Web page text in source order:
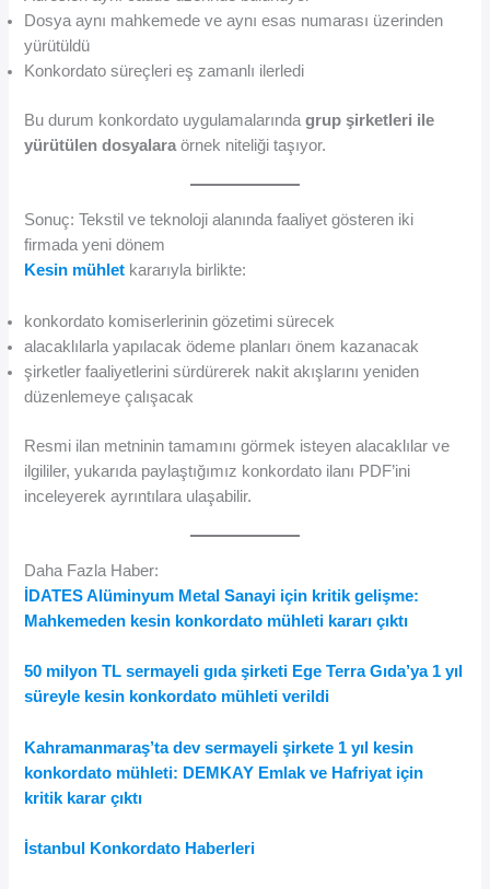
Dosya aynı mahkemede ve aynı esas numarası üzerinden
yürütüldü
Konkordato süreçleri eş zamanlı ilerledi
Bu durum konkordato uygulamalarındagrup şirketleri ile
yürütülen dosyalara örnek niteliği taşıyor.
Sonuç: Tekstil ve teknoloji alanında faaliyet gösteren iki
firmada yeni dönem
Kesin mühlet kararıyla birlikte:
konkordato komiserlerinin gözetimi sürecek
alacaklılarla yapılacak ödeme planları önem kazanacak
şirketler faaliyetlerini sürdürerek nakit akışlarını yeniden
düzenlemeye çalışacak
Resmi ilan metninin tamamını görmek isteyen alacaklılar ve
ilgililer, yukarıda paylaştığımız konkordato ilanı PDF’ini
inceleyerek ayrıntılara ulaşabilir.
Daha Fazla Haber:
İDATES Alüminyum Metal Sanayi için kritik gelişme:
Mahkemeden kesin konkordato mühleti kararı çıktı
50 milyon TL sermayeli gıda şirketi Ege Terra Gıda’ya 1 yıl
süreyle kesin konkordato mühleti verildi
Kahramanmaraş’ta dev sermayeli şirkete 1 yıl kesin
konkordato mühleti: DEMKAY Emlak ve Hafriyat için
kritik karar çıktı
İstanbul Konkordato Haberleri